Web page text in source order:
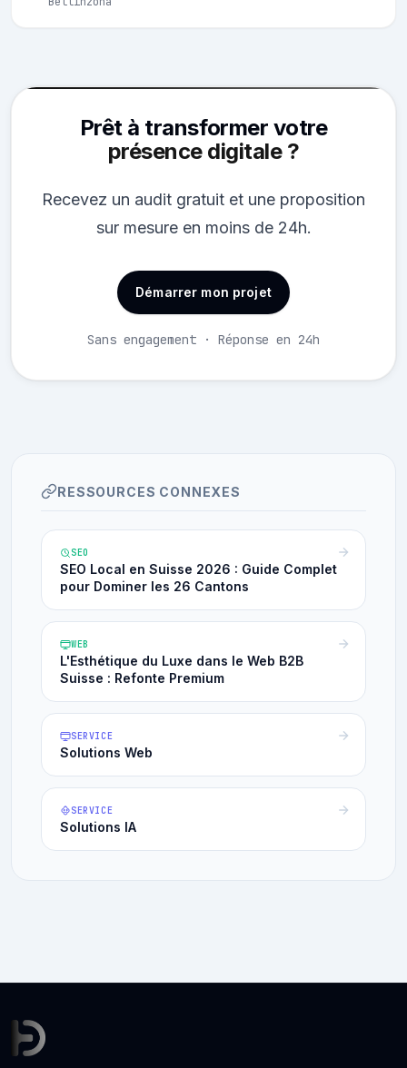
Prêt à transformer votre
présence digitale ?
Recevez un audit gratuit et une proposition
sur mesure en moins de 24h.
Démarrer mon projet
Sans engagement · Réponse en 24h
RESSOURCES CONNEXES
SEO
SEO Local en Suisse 2026 : Guide Complet
pour Dominer les 26 Cantons
WEB
L'Esthétique du Luxe dans le Web B2B
Suisse : Refonte Premium
SERVICE
Solutions Web
SERVICE
Solutions IA